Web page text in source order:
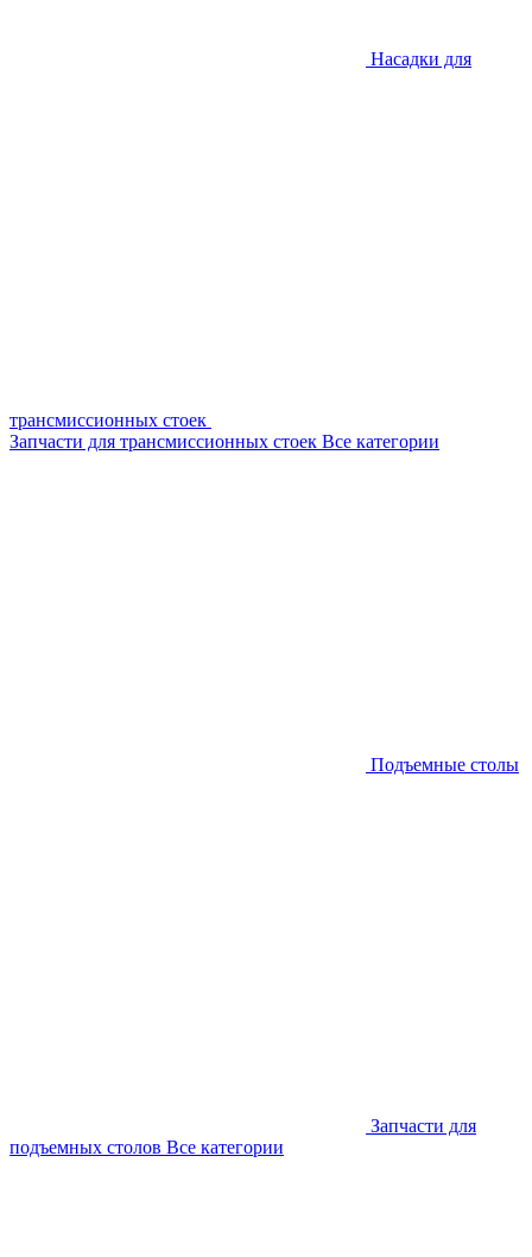
Насадки для
трансмиссионных стоек
Запчасти для трансмиссионных стоек Все категории
Подъемные столы
Запчасти для
подъемных столов Все категории